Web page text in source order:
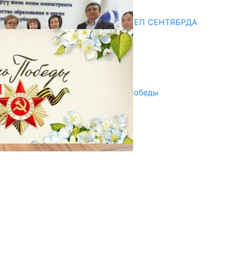
Медиа
СУЗАКТА 750 ОРУНДУУ МЕКТЕП СЕНТЯБРДА
ПАЙДАЛАНУУГА БЕРИЛЕТ
07.08.2025
Улуу Жеңиштин жандуу сөзү
29.04.2025
Награды в преддверии Дня Победы
29.04.2025